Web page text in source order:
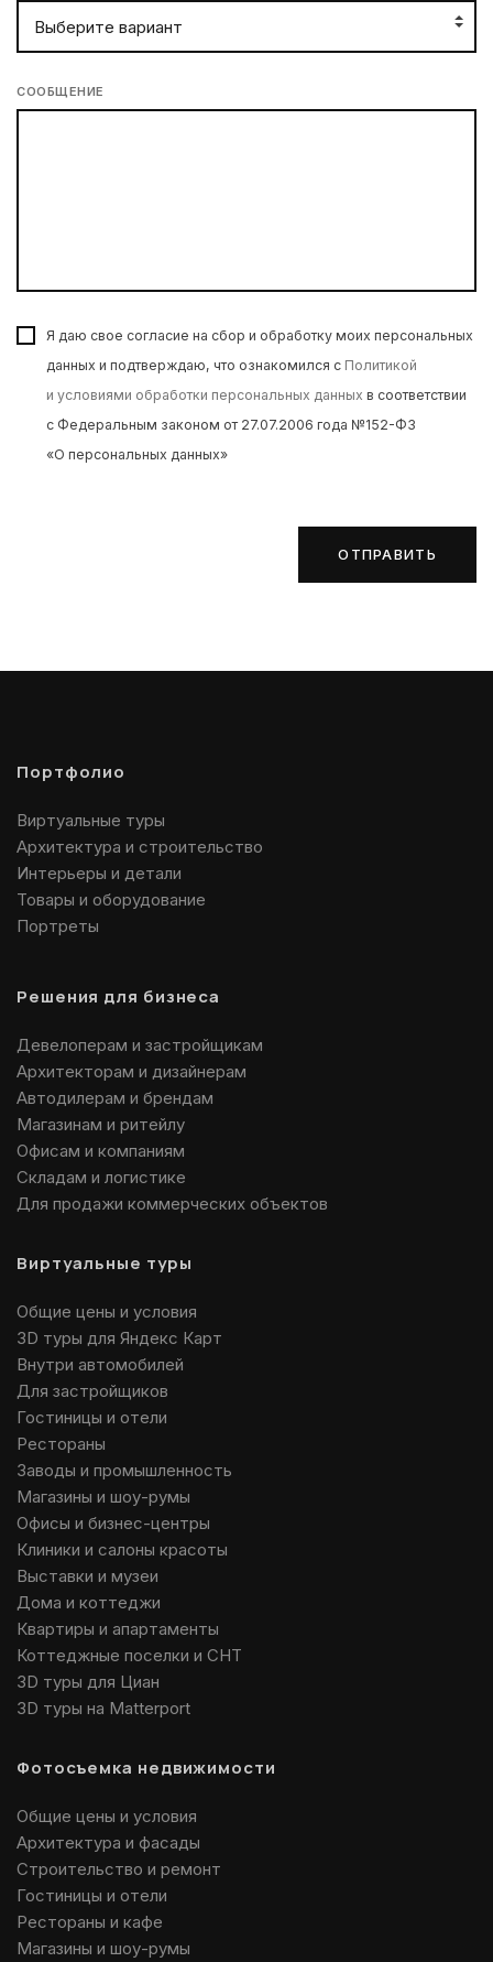
СООБЩЕНИЕ
Я даю свое согласие на сбор и обработку моих персональных
данных и подтверждаю, что ознакомился с Политикой
и условиями обработки персональных данных в соответствии
с Федеральным законом от 27.07.2006 года №152-ФЗ
«О персональных данных»
ОТПРАВИТЬ
Портфолио
Виртуальные туры
Архитектура и строительство
Интерьеры и детали
Товары и оборудование
Портреты
Решения для бизнеса
Девелоперам и застройщикам
Архитекторам и дизайнерам
Автодилерам и брендам
Магазинам и ритейлу
Офисам и компаниям
Складам и логистике
Для продажи коммерческих объектов
Виртуальные туры
Общие цены и условия
3D туры для Яндекс Карт
Внутри автомобилей
Для застройщиков
Гостиницы и отели
Рестораны
Заводы и промышленность
Магазины и шоу-румы
Офисы и бизнес-центры
Клиники и салоны красоты
Выставки и музеи
Дома и коттеджи
Квартиры и апартаменты
Коттеджные поселки и СНТ
3D туры для Циан
3D туры на Matterport
Фотосъемка недвижимости
Общие цены и условия
Архитектура и фасады
Строительство и ремонт
Гостиницы и отели
Рестораны и кафе
Магазины и шоу-румы